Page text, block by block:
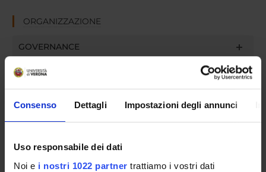
Consenso Dettagli Impostazioni degli annunci
Uso responsabile dei dati
Noi e i nostri 1022 partner trattiamo i vostri dati
ORGANIZZAZIONE
GOVERNANCE
COMMISSIONI
SERVIZI DI SEGRETERIA STUDENTI
STRUTTURE DEL DIPARTIMENTO